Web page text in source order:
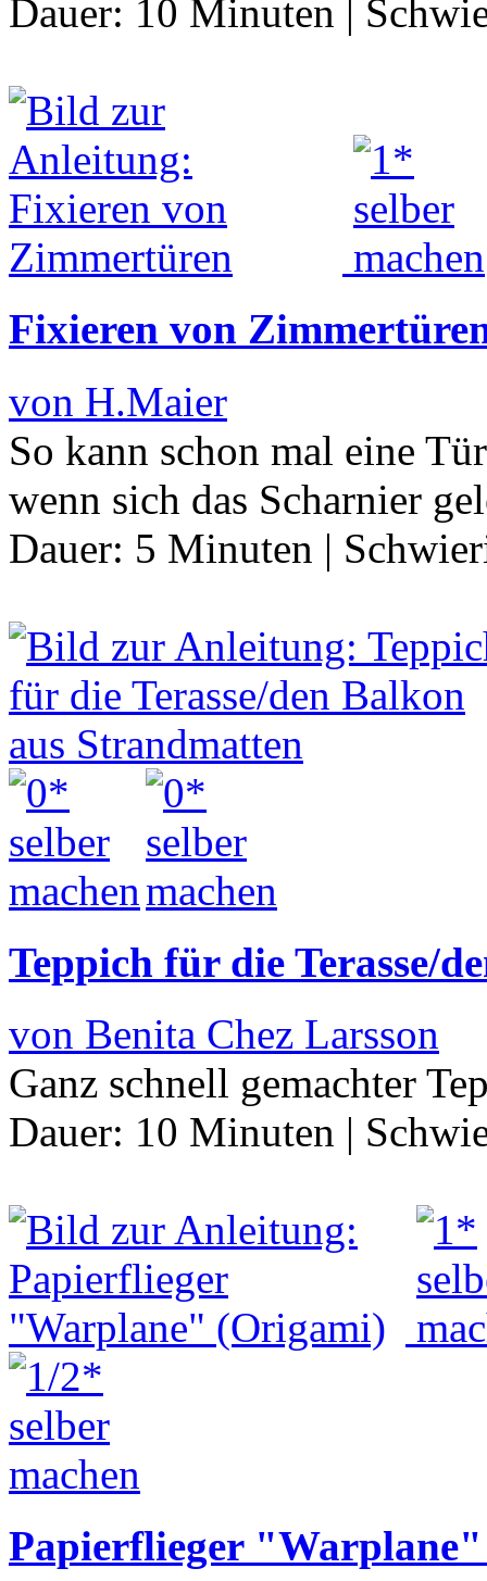
Dauer: 10 Minuten
Fixieren von
von H.Maier
So kann schon mal eine
wenn sich das Scharnier
Dauer: 5 Minuten |
Teppich für die Terasse/
von Benita Chez Larsson
Ganz schnell gemachter
Dauer: 10 Minuten |
Papierflieger